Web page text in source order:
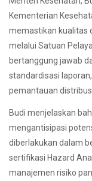
Kementerian
memastikan kualitas
melalui Satuan
bertanggung jawab
standardisasi
pemantauan
Budi menjelaskan
mengantisipasi
diberlakukan dalam
sertifikasi Hazard
manajemen risiko